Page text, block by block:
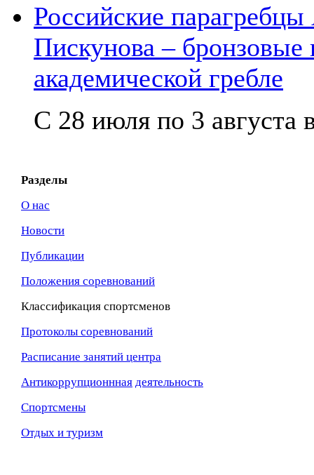
Российские
Пискунова –
академической гребле
С 28 июля по 3 августа
Разделы
О нас
Новости
Публикации
Положения соревнований
Классификация спортсменов
Протоколы соревнований
Расписание занятий центра
Антикоррупционнная деятельность
Спортсмены
Отдых и туризм